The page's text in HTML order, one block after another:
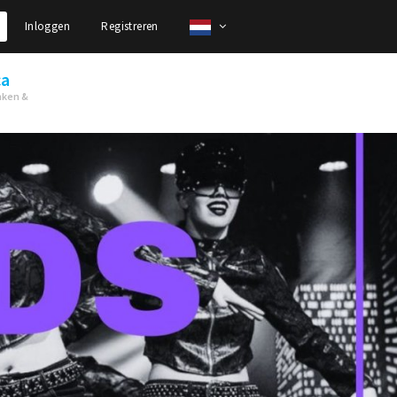
Inloggen Registreren
&